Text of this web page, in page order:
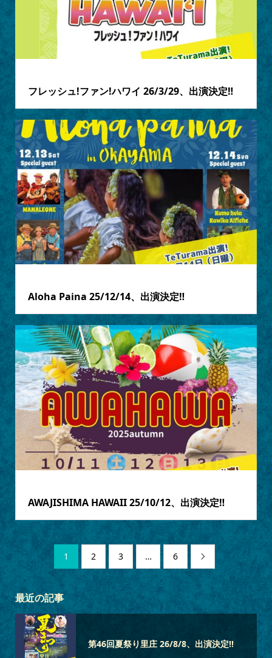
フレッシュ!ファン!ハワイ 26/3/29、出演決定‼
Aloha Paina 25/12/14、出演決定‼
AWAJISHIMA HAWAII 25/10/12、出演決定‼
1 2 3 … 6 
最近の記事
第46回夏祭り里庄 26/8/8、出演決定‼